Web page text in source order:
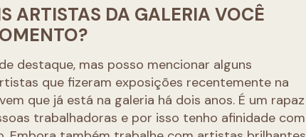
ARTISTAS DA GALERIA VOCÊ
destaque, mas posso mencionar alguns
que fizeram exposições recentemente na
que já está na galeria há dois anos. É um rapaz
trabalhadoras e por isso tenho afinidade com